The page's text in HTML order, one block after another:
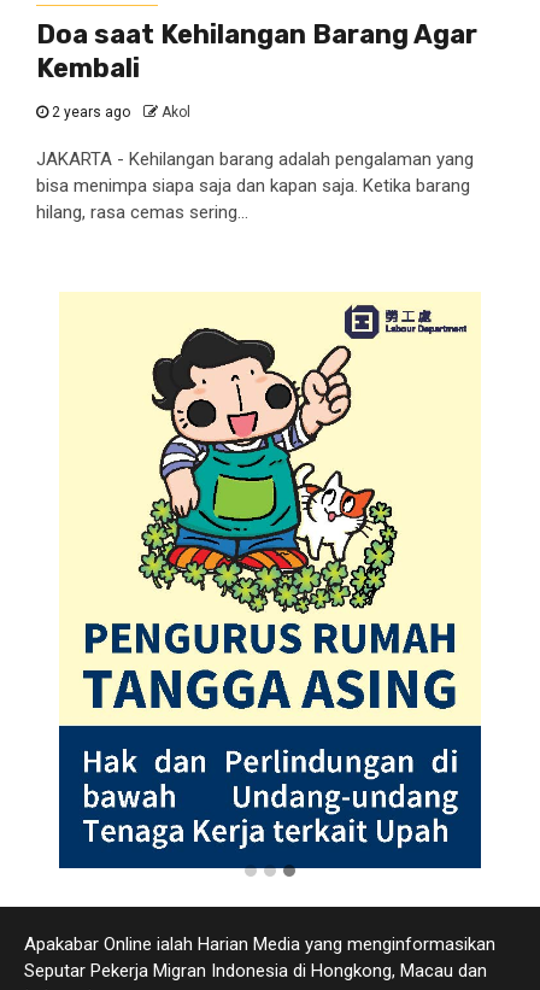
Doa saat Kehilangan Barang Agar
Kembali
2 years ago Akol
JAKARTA - Kehilangan barang adalah pengalaman yang
bisa menimpa siapa saja dan kapan saja. Ketika barang
hilang, rasa cemas sering...
Apakabar Online ialah Harian Media yang menginformasikan
Seputar Pekerja Migran Indonesia di Hongkong, Macau dan